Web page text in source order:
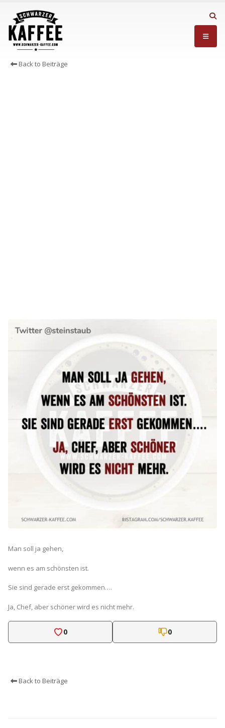
Back to Beiträge
Man soll ja gehen,
wenn es am schönsten ist.
Sie sind gerade erst gekommen….
Ja, Chef, aber schöner wird es nicht mehr.
0 0
Back to Beiträge